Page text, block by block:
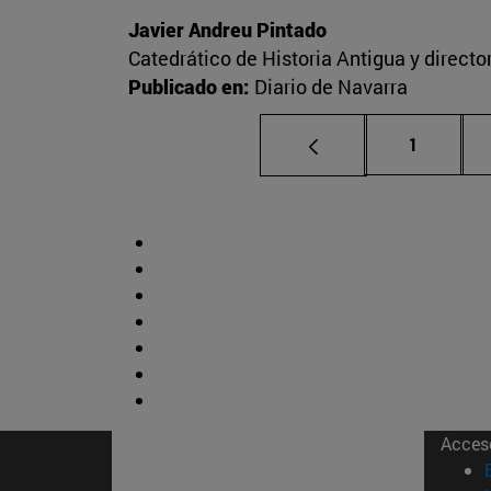
Javier Andreu Pintado
Catedrático de Historia Antigua y
Publicado en: Diario de Navarra
Página
1